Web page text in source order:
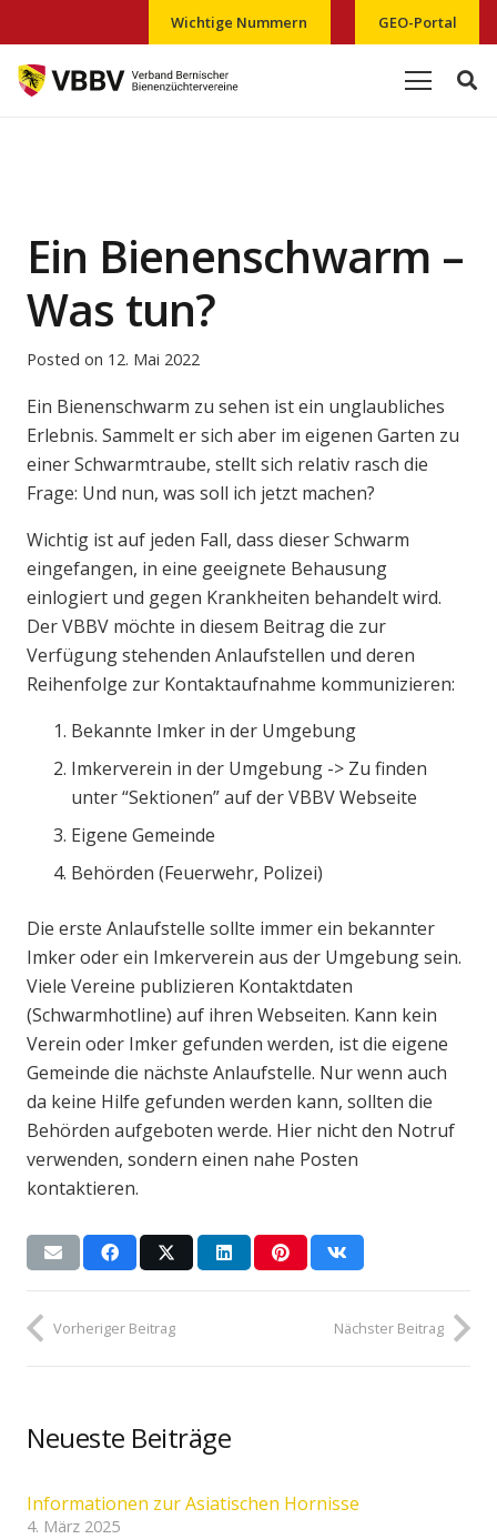
Wichtige Nummern GEO-Portal
Ein Bienenschwarm –
Was tun?
Posted on 12. Mai 2022
Ein Bienenschwarm zu sehen ist ein unglaubliches
Erlebnis. Sammelt er sich aber im eigenen Garten zu
einer Schwarmtraube, stellt sich relativ rasch die
Frage: Und nun, was soll ich jetzt machen?
Wichtig ist auf jeden Fall, dass dieser Schwarm
eingefangen, in eine geeignete Behausung
einlogiert und gegen Krankheiten behandelt wird.
Der VBBV möchte in diesem Beitrag die zur
Verfügung stehenden Anlaufstellen und deren
Reihenfolge zur Kontaktaufnahme kommunizieren:
Bekannte Imker in der Umgebung
Imkerverein in der Umgebung -> Zu finden
unter “Sektionen” auf der VBBV Webseite
Eigene Gemeinde
Behörden (Feuerwehr, Polizei)
Die erste Anlaufstelle sollte immer ein bekannter
Imker oder ein Imkerverein aus der Umgebung sein.
Viele Vereine publizieren Kontaktdaten
(Schwarmhotline) auf ihren Webseiten. Kann kein
Verein oder Imker gefunden werden, ist die eigene
Gemeinde die nächste Anlaufstelle. Nur wenn auch
da keine Hilfe gefunden werden kann, sollten die
Behörden aufgeboten werde. Hier nicht den Notruf
verwenden, sondern einen nahe Posten
kontaktieren.
Vorheriger Beitrag Nächster Beitrag
Neueste Beiträge
Informationen zur Asiatischen Hornisse
4. März 2025